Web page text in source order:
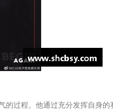
过程。他通过充分发挥自身的